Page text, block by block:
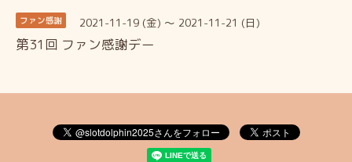
ファン感謝 2021-11-19 (金) ～ 2021-11-21 (日)
第31回 ファン感謝デー